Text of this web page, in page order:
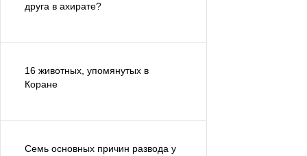
друга в ахирате?
16 животных, упомянутых в
Коране
Семь основных причин развода у